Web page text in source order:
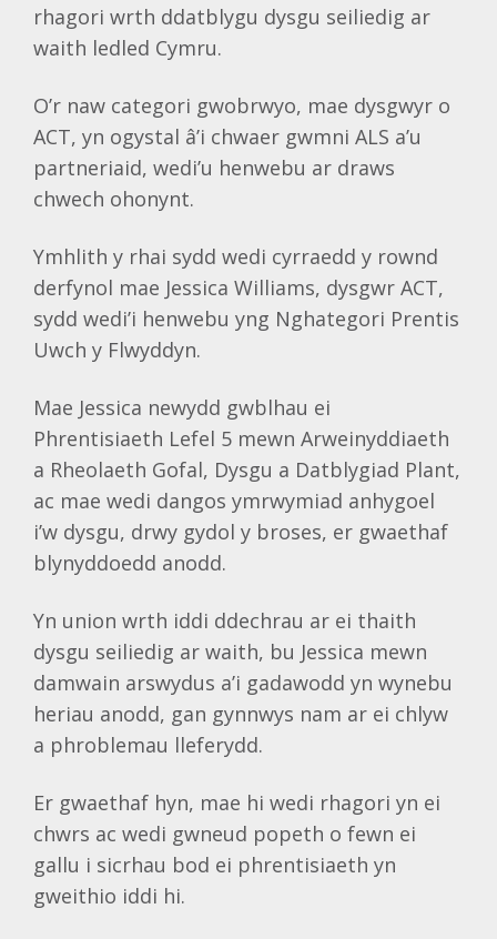
rhagori wrth ddatblygu dysgu seiliedig ar
waith ledled Cymru.
O’r naw categori gwobrwyo, mae dysgwyr o
ACT, yn ogystal â’i chwaer gwmni ALS a’u
partneriaid, wedi’u henwebu ar draws
chwech ohonynt.
Ymhlith y rhai sydd wedi cyrraedd y rownd
derfynol mae Jessica Williams, dysgwr ACT,
sydd wedi’i henwebu yng Nghategori Prentis
Uwch y Flwyddyn.
Mae Jessica newydd gwblhau ei
Phrentisiaeth Lefel 5 mewn Arweinyddiaeth
a Rheolaeth Gofal, Dysgu a Datblygiad Plant,
ac mae wedi dangos ymrwymiad anhygoel
i’w dysgu, drwy gydol y broses, er gwaethaf
blynyddoedd anodd.
Yn union wrth iddi ddechrau ar ei thaith
dysgu seiliedig ar waith, bu Jessica mewn
damwain arswydus a’i gadawodd yn wynebu
heriau anodd, gan gynnwys nam ar ei chlyw
a phroblemau lleferydd.
Er gwaethaf hyn, mae hi wedi rhagori yn ei
chwrs ac wedi gwneud popeth o fewn ei
gallu i sicrhau bod ei phrentisiaeth yn
gweithio iddi hi.